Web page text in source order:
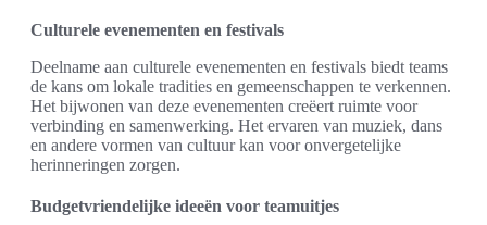
Culturele evenementen en festivals
Deelname aan culturele evenementen en festivals biedt teams
de kans om lokale tradities en gemeenschappen te verkennen.
Het bijwonen van deze evenementen creëert ruimte voor
verbinding en samenwerking. Het ervaren van muziek, dans
en andere vormen van cultuur kan voor onvergetelijke
herinneringen zorgen.
Budgetvriendelijke ideeën voor teamuitjes